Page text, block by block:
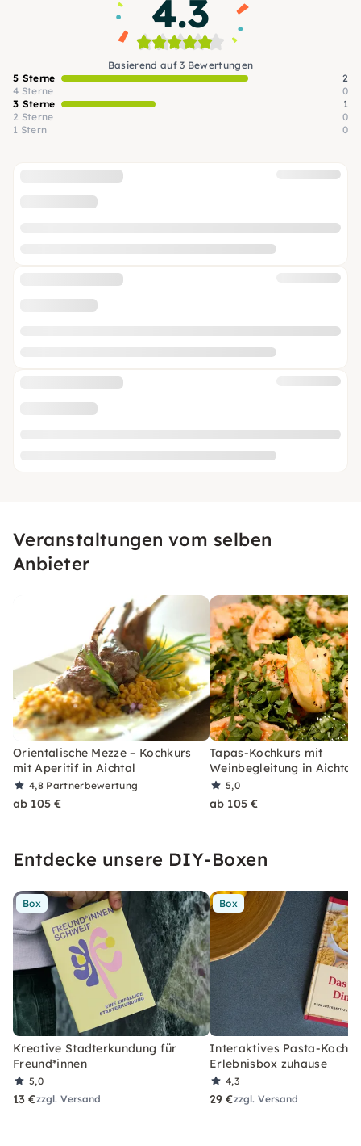
4.3
Basierend auf 3 Bewertungen
5 Sterne
2
4 Sterne
0
3 Sterne
1
2 Sterne
0
1 Stern
0
Veranstaltungen vom selben
Anbieter
Orientalische Mezze – Kochkurs
mit Aperitif in Aichtal
4,8 Partnerbewertung
ab 105 €
Tapas-Kochkurs mit
Weinbegleitung in Aichtal
5,0
ab 105 €
Entdecke unsere DIY-Boxen
Box
Kreative Stadterkundung für
Freund*innen
5,0
13 €zzgl. Versand
Box
Interaktives Pasta-
Erlebnisbox zuhause
4,3
29 €zzgl. Versand